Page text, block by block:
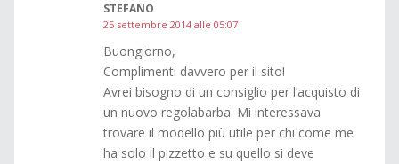
STEFANO
25 settembre 2014 alle 05:07
Buongiorno,
Complimenti davvero per il sito!
Avrei bisogno di un consiglio per l’acquisto di
un nuovo regolabarba. Mi interessava
trovare il modello più utile per chi come me
ha solo il pizzetto e su quello si deve